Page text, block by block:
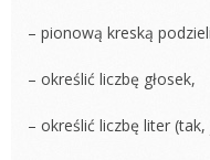
– pionową kreską
– określić liczbę głosek,
– określić liczbę liter